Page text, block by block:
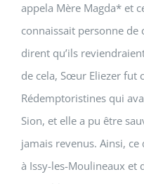
appela Mère Magda* et
connaissait personne de
dirent qu’ils
de cela, Sœur Eliezer fut
Rédemptoristines qui
Sion, et elle a pu être
jamais revenus. Ainsi,
à Issy-les-Moulineaux et